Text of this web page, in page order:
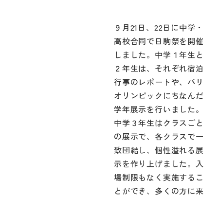
９月21日、22日に中学・
高校合同で日駒祭を開催
しました。中学１年生と
２年生は、それぞれ宿泊
行事のレポートや、パリ
オリンピックにちなんだ
学年展示を行いました。
中学３年生はクラスごと
の展示で、各クラスで一
致団結し、個性溢れる展
示を作り上げました。入
場制限もなく実施するこ
とができ、多くの方に来